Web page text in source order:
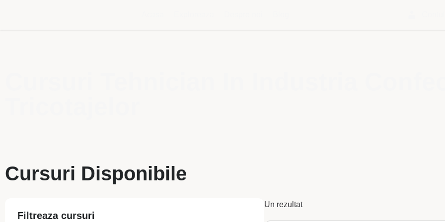
Cursuri Disponibile
Filtreaza cursuri
Un rezultat